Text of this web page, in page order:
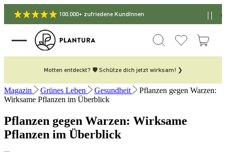
100.000+ zufriedene KundInnen
Motten entdeckt? 🛡️ Schütze dich jetzt wirksam! ❯
Magazin Grünes Leben Gesundheit
Pflanzen gegen Warzen:
Wirksame Pflanzen im Überblick
Pflanzen gegen Warzen: Wirksame
Pflanzen im Überblick